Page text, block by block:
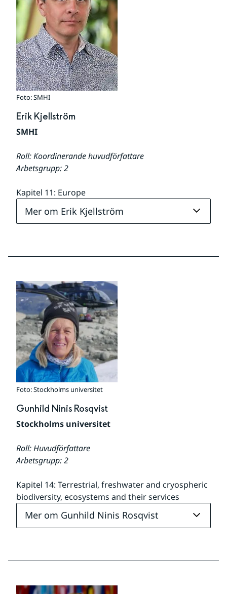
Foto: SMHI
Erik Kjellström
SMHI
Roll: Koordinerande huvudförfattare
Arbetsgrupp: 2
Kapitel 11: Europe
Mer om Erik Kjellström
Foto: Stockholms universitet
Gunhild Ninis Rosqvist
Stockholms universitet
Roll: Huvudförfattare
Arbetsgrupp: 2
Kapitel 14: Terrestrial, freshwater and cryospheric
biodiversity, ecosystems and their services
Mer om Gunhild Ninis Rosqvist